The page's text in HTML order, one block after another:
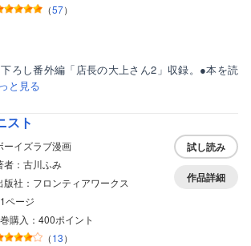
（57）
下ろし番外編「店長の大上さん2」収録。●本を読
と見る
スト
ーイズラブ漫画
者：古川ふみ
版社：フロンティアワークス
ページ
購入：400ポイント
（13）
試し読み
作品詳細